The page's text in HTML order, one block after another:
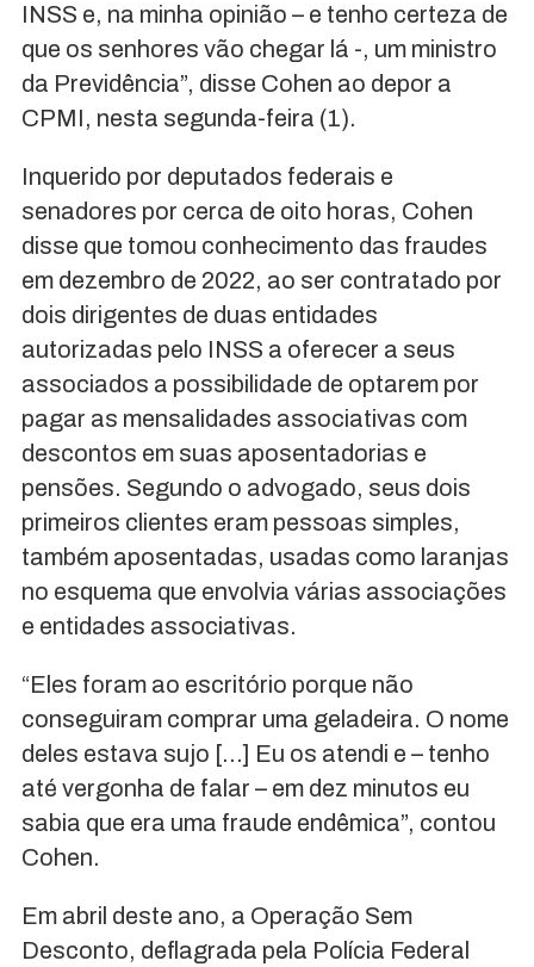
INSS e, na minha opinião – e tenho certeza de
que os senhores vão chegar lá -, um ministro
da Previdência”, disse Cohen ao depor a
CPMI, nesta segunda-feira (1).
Inquerido por deputados federais e
senadores por cerca de oito horas, Cohen
disse que tomou conhecimento das fraudes
em dezembro de 2022, ao ser contratado por
dois dirigentes de duas entidades
autorizadas pelo INSS a oferecer a seus
associados a possibilidade de optarem por
pagar as mensalidades associativas com
descontos em suas aposentadorias e
pensões. Segundo o advogado, seus dois
primeiros clientes eram pessoas simples,
também aposentadas, usadas como laranjas
no esquema que envolvia várias associações
e entidades associativas.
“Eles foram ao escritório porque não
conseguiram comprar uma geladeira. O nome
deles estava sujo […] Eu os atendi e – tenho
até vergonha de falar – em dez minutos eu
sabia que era uma fraude endêmica”, contou
Cohen.
Em abril deste ano, a Operação Sem
Desconto, deflagrada pela Polícia Federal